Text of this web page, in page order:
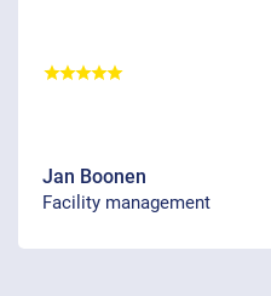
Jan Boonen
Facility management